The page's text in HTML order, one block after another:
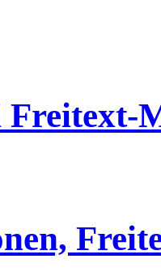
Freitext-